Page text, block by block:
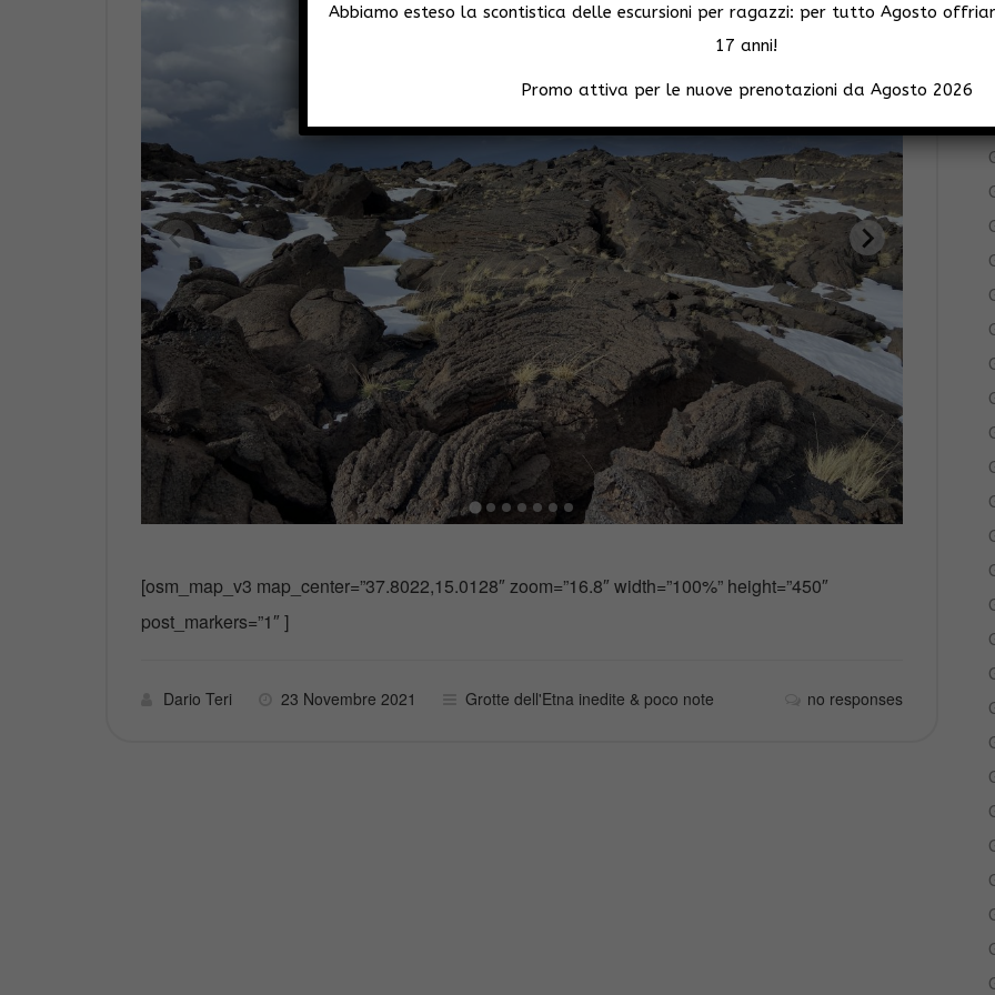
[osm_map_v3 map_center=”37.8022,15.0128″ zoom=”16.8″ width=”100%” height=”450″
post_markers=”1″ ]
Dario Teri 23 Novembre 2021 Grotte dell'Etna inedite & poco note no responses
Abbiamo esteso la scontistica delle escursioni per ragazzi: per tutto Agosto
17 anni!
Promo attiva per le nuove prenotazioni da Agosto 2026